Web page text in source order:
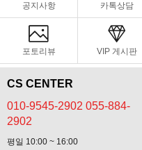
공지사항 카톡상담
포토리뷰 VIP 게시판
CS CENTER
010-9545-2902 055-884-
2902
평일 10:00 ~ 16:00